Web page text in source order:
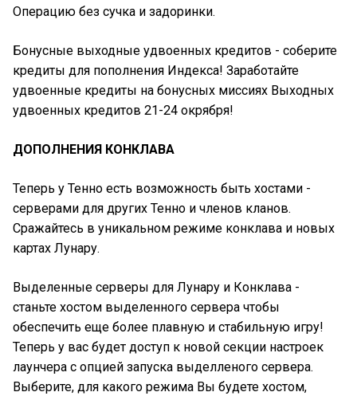
Операцию без сучка и задоринки.
Бонусные выходные удвоенных кредитов - соберите
кредиты для пополнения Индекса! Заработайте
удвоенные кредиты на бонусных миссиях Выходных
удвоенных кредитов 21-24 окрября!
ДОПОЛНЕНИЯ КОНКЛАВА
Теперь у Тенно есть возможность быть хостами -
серверами для других Тенно и членов кланов.
Сражайтесь в уникальном режиме конклава и новых
картах Лунару.
Выделенные серверы для Лунару и Конклава -
станьте хостом выделенного сервера чтобы
обеспечить еще более плавную и стабильную игру!
Теперь у вас будет доступ к новой секции настроек
лаунчера с опцией запуска выделленого сервера.
Выберите, для какого режима Вы будете хостом,